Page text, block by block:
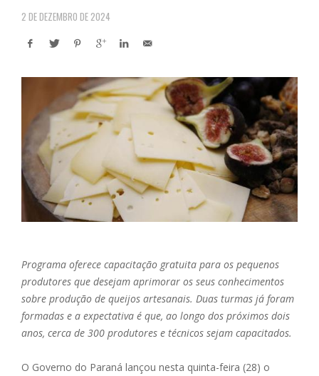
2 DE DEZEMBRO DE 2024
Programa oferece capacitação gratuita para os pequenos
produtores que desejam aprimorar os seus conhecimentos
sobre produção de queijos artesanais. Duas turmas já foram
formadas e a expectativa é que, ao longo dos próximos dois
anos, cerca de 300 produtores e técnicos sejam capacitados.
O Governo do Paraná lançou nesta quinta-feira (28) o